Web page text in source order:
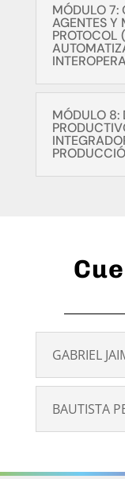
MÓDULO 7:
AGENTES Y
PROTOCOL
MÓDULO 8:
GABRIEL
BAUTISTA